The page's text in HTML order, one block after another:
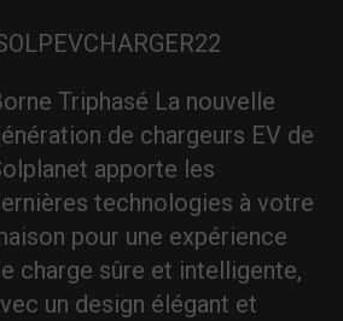
Triphasé La nouvelle
de chargeurs EV de
apporte les
technologies à votre
pour une expérience
charge sûre et intelligente,
un design élégant et